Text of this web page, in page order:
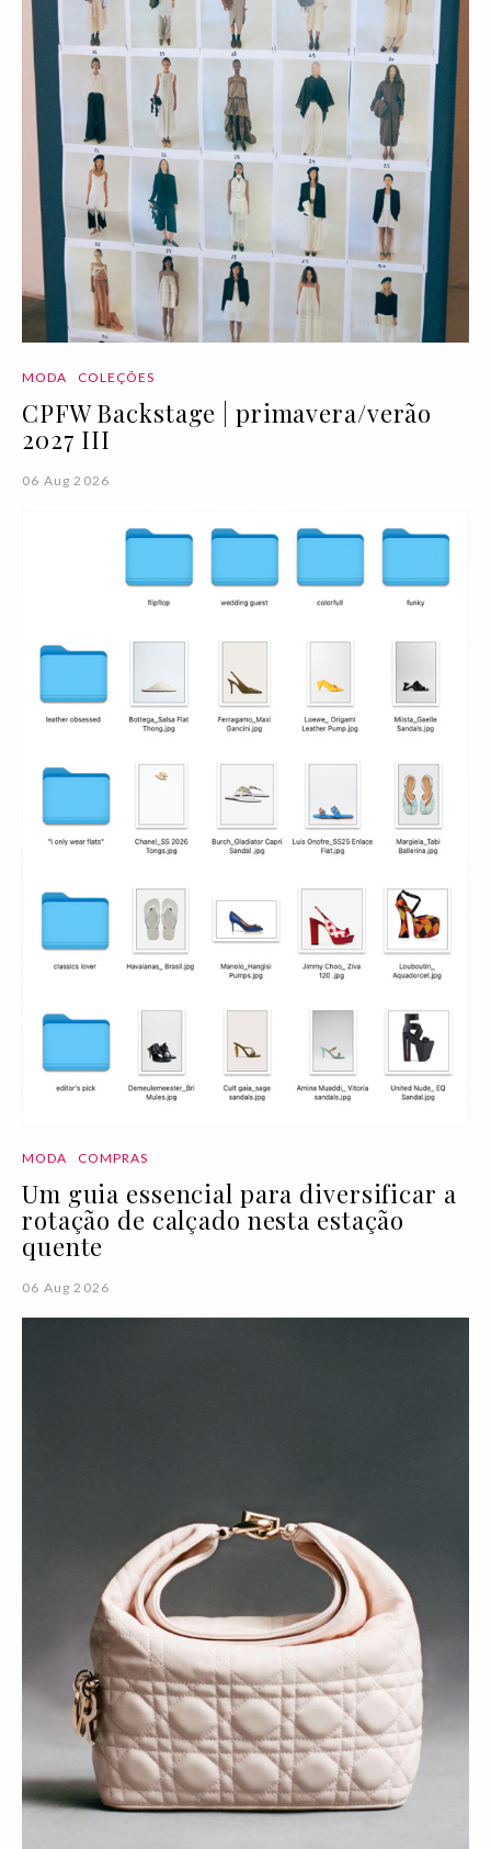
MODA COLEÇÕES
CPFW Backstage | primavera/verão
2027 III
06 Aug 2026
MODA COMPRAS
Um guia essencial para diversificar a
rotação de calçado nesta estação
quente
06 Aug 2026